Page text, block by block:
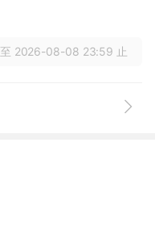
至 2026-08-08 23:59 止